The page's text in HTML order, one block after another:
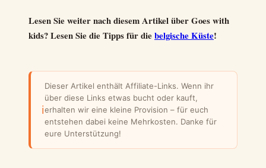
Lesen Sie weiter nach diesem Artikel über Goes with
kids?Lesen Sie die Tipps für die belgische Küste!
ℹ
Dieser Artikel enthält Affiliate-Links. Wenn ihr
über diese Links etwas bucht oder kauft,
erhalten wir eine kleine Provision – für euch
entstehen dabei keine Mehrkosten. Danke für
eure Unterstützung!